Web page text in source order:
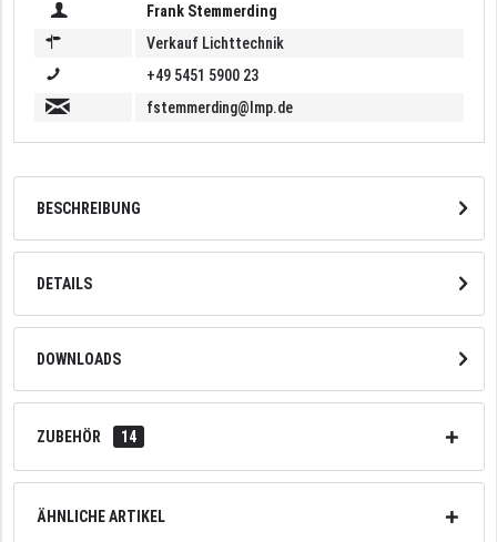
Frank Stemmerding
Verkauf Lichttechnik
+49 5451 5900 23
fstemmerding@lmp.de
BESCHREIBUNG
DETAILS
DOWNLOADS
ZUBEHÖR 14
ÄHNLICHE ARTIKEL